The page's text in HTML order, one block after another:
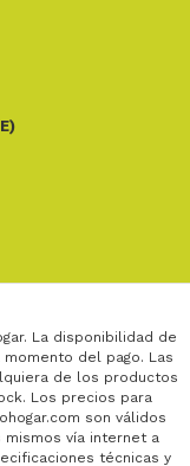
La disponibilidad de
del pago. Las
de los productos
Los precios para
son válidos
mismos vía internet a
técnicas y